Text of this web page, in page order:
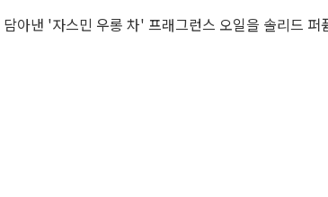
아낸 '자스민 우롱 차' 프래그런스 오일을 솔리드